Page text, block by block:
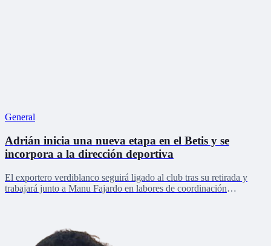
General
Adrián inicia una nueva etapa en el Betis y se
incorpora a la dirección deportiva
El exportero verdiblanco seguirá ligado al club tras su retirada y
trabajará junto a Manu Fajardo en labores de coordinación